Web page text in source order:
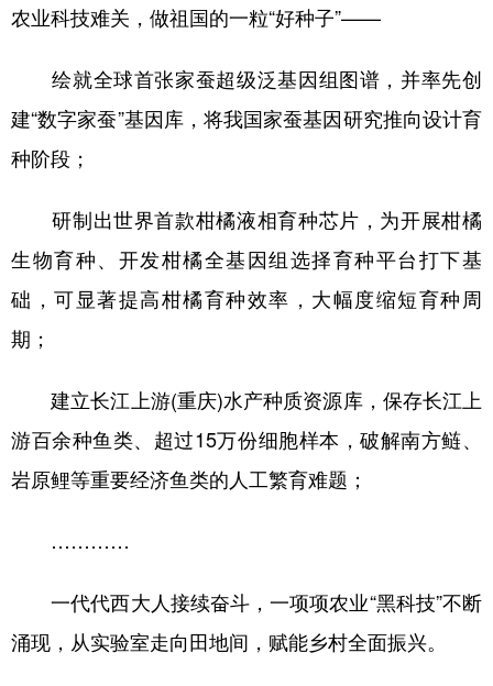
农业科技难关，做祖国的一粒“好种子”——
绘就全球首张家蚕超级泛基因组图谱，并率先创
建“数字家蚕”基因库，将我国家蚕基因研究推向设计育
种阶段；
研制出世界首款柑橘液相育种芯片，为开展柑橘
生物育种、开发柑橘全基因组选择育种平台打下基
础，可显著提高柑橘育种效率，大幅度缩短育种周
期；
建立长江上游(重庆)水产种质资源库，保存长江上
游百余种鱼类、超过15万份细胞样本，破解南方鲢、
岩原鲤等重要经济鱼类的人工繁育难题；
…………
一代代西大人接续奋斗，一项项农业“黑科技”不断
涌现，从实验室走向田地间，赋能乡村全面振兴。